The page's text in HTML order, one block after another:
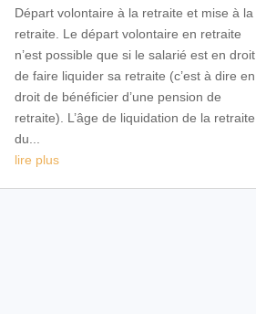
Départ volontaire à la retraite et mise à la
retraite. Le départ volontaire en retraite
n’est possible que si le salarié est en droit
de faire liquider sa retraite (c’est à dire en
droit de bénéficier d’une pension de
retraite). L’âge de liquidation de la retraite
du...
lire plus